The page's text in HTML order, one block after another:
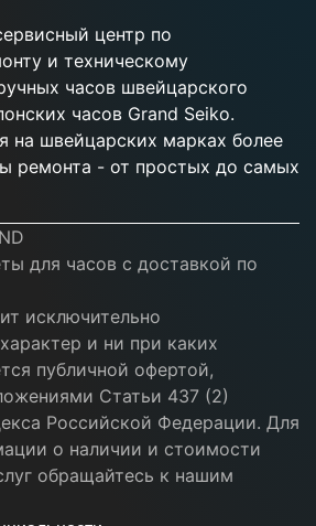
центр по
и техническому
часов швейцарского
часов Grand Seiko.
на швейцарских марках более
ремонта - от простых до самых
для часов с доставкой по
исключительно
и ни при каких
публичной офертой,
Статьи 437 (2)
Российской Федерации. Для
о наличии и стоимости
обращайтесь к нашим